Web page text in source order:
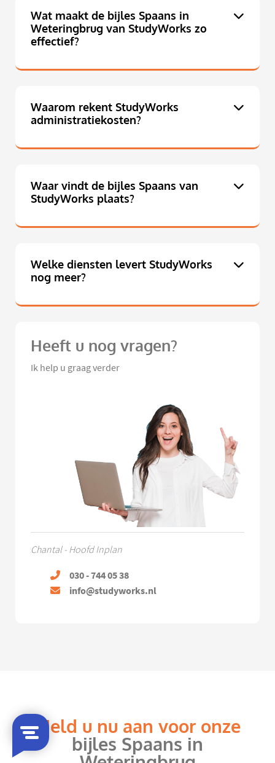
Wat maakt de bijles Spaans in
Weteringbrug van StudyWorks zo
effectief?
Waarom rekent StudyWorks
administratiekosten?
Waar vindt de bijles Spaans van
StudyWorks plaats?
Welke diensten levert StudyWorks
nog meer?
Heeft u nog vragen?
Ik help u graag verder
Chantal - Hoofd Inplan
030 - 744 05 38
info@studyworks.nl
Meld u nu aan voor onze
bijles Spaans in